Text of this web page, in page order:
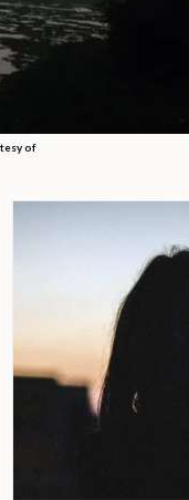
of